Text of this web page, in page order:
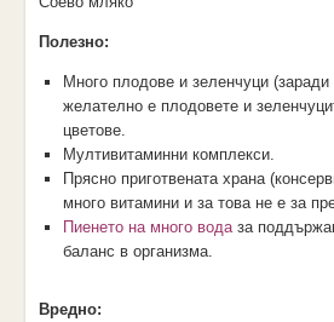
Полезно:
Много плодове и зеленчуци (заради
желателно е плодовете и
цветове.
Мултивитаминни комплекси.
Прясно приготвената храна
много витамини и за това не е за
Пиенето на много водаза
баланс в организма.
Вредно: